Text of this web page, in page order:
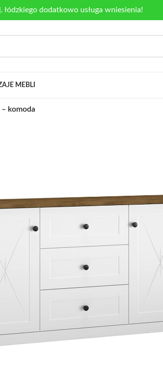
dodatkowo usługa wniesienia!
MEBLI
– komoda